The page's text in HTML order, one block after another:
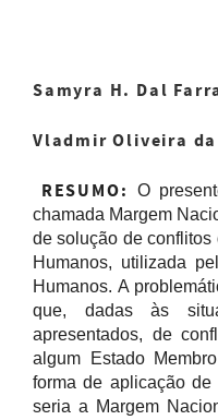
Samyra H. Dal
Vladmir Oliveira
RESUMO:O
chamada Margem
de solução de
Humanos, utilizada
Humanos. A
que, dadas às
apresentados, de
algum Estado
forma de aplicação de
seria a Margem